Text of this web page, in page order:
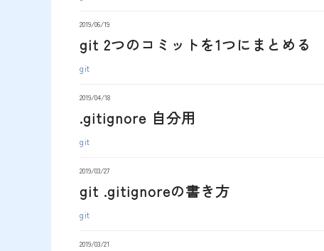
2019/06/19
git 2つのコミットを1つにまとめる
git
2019/04/18
.gitignore 自分用
git
2019/03/27
git .gitignoreの書き方
git
2019/03/21